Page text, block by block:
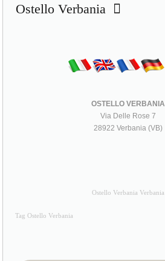
Ostello Verbania
OSTELLO VERBANIA
Via Delle Rose 7
28922 Verbania (VB)
Ostello Verbania Verbania
Tag Ostello Verbania